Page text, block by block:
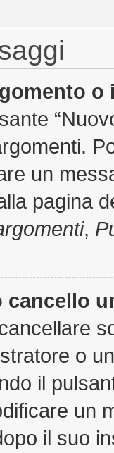
un
pagina
,
cancello
o
il
un
il suo